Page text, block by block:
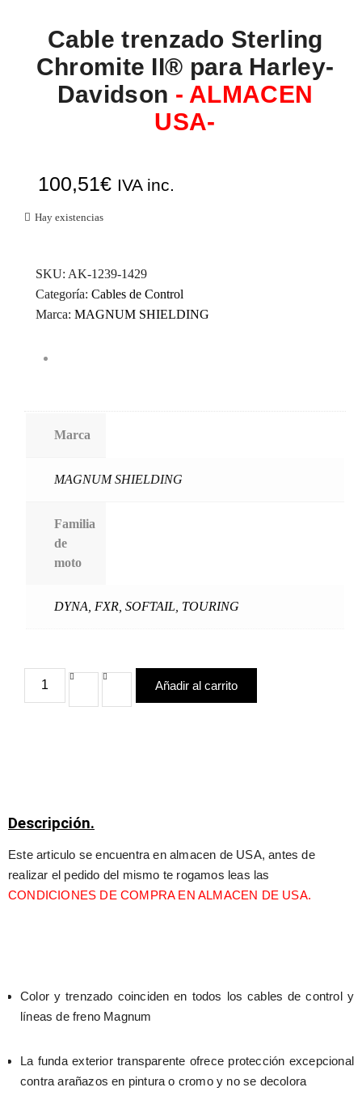
Cable trenzado Sterling
Chromite II® para Harley-
Davidson - ALMACEN
USA-
100,51€ IVA inc.
Hay existencias
SKU: AK-1239-1429
Categoría: Cables de Control
Marca: MAGNUM SHIELDING
Marca
MAGNUM SHIELDING
Familia
de
moto
DYNA FXR SOFTAIL TOURING
Añadir al carrito
Descripción.
Este articulo se encuentra en almacen de USA, antes de
CONDICIONES DE COMPRA EN ALMACEN DE USA.
Color y trenzado coinciden en todos los cables de control y
líneas de freno Magnum
La funda exterior transparente ofrece protección excepcional
contra arañazos en pintura o cromo y no se decolora